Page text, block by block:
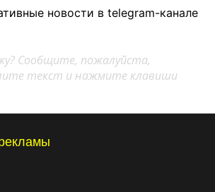
новости в telegram-канале
Сообщите, пожалуйста,
текст и нажмите клавиши